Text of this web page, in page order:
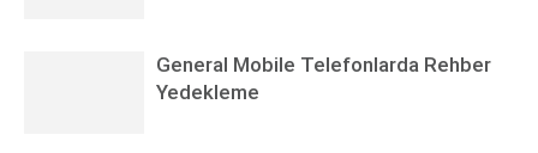
General Mobile Telefonlarda Rehber
Yedekleme